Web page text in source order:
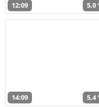
12:09 5,0
14:09 5,4